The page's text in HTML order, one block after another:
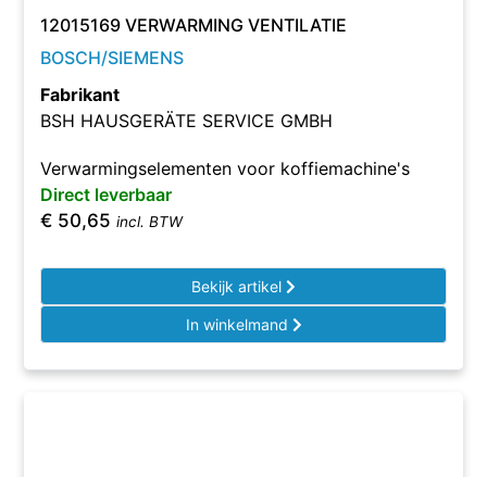
12015169 VERWARMING VENTILATIE
BOSCH/SIEMENS
Fabrikant
BSH HAUSGERÄTE SERVICE GMBH
Verwarmingselementen voor koffiemachine's
Direct leverbaar
€ 50,65 incl. BTW
Bekijk artikel
In winkelmand